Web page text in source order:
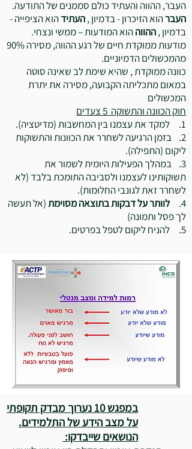
העבר, ההווה והעתיד כולם סממנים של התודעה.
העברהוא הזיכרון - בדמיון ,העתידהוא הציפייה -
בדמיון ,ההווההוא המודעות – ממשי ונצחי.
מודעות ממוקדת חיים של רגע ההווה, מסירה 90%
מהמכשולים הדמיוניים.
כוונה ממוקדת , שהיא שימת לב שאינה סוטה
במאום מתכליתה הקבועה, מסירה את יתרת
המכשולים
חוק הכוונה והתשוקה 5 צעדים
1. למקד את עצמנו בין המחשבות (מדיטציה).
2. בזמן הרגיעה לשחרר את הכוונות והתשוקות
ליקום (התפילה).
3. במהלך הפעילות היומית לשמור את
תשוקותינו לעצמנו ולסביבה התומכת בלבד (לא
לשחרר זאת לגונבי החלומות).
4.
לוותר על דבקות בתוצאה מסוימת(אל תעשה
לך פסל ותמונה)
5. להניח ליקום לטפל בפרטים.
במפגש 10 נערוך מבדק תקופתי
על מצב הידע של התלמידים.
הנושאים שייבדקו: